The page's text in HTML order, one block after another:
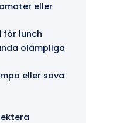
eller
för lunch
olämpliga
eller sova